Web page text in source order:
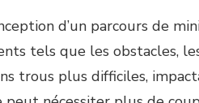
d’un parcours de
tels que les obstacles,
trous plus difficiles,